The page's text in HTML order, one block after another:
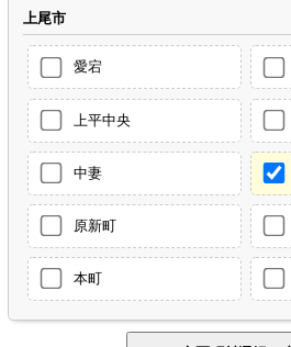
上尾市
愛宕
上平中央
中妻
原新町
本町